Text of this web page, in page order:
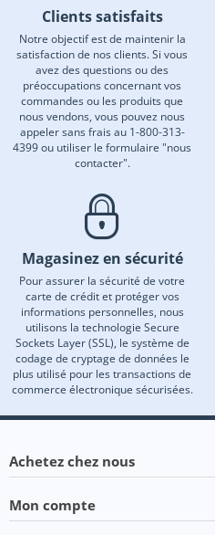
Clients satisfaits
Notre objectif est de maintenir la
satisfaction de nos clients. Si vous
avez des questions ou des
préoccupations concernant vos
commandes ou les produits que
nous vendons, vous pouvez nous
appeler sans frais au 1-800-313-
4399 ou utiliser le formulaire "nous
contacter".
Magasinez en sécurité
Pour assurer la sécurité de votre
carte de crédit et protéger vos
informations personnelles, nous
utilisons la technologie Secure
Sockets Layer (SSL), le système de
codage de cryptage de données le
plus utilisé pour les transactions de
commerce électronique sécurisées.
Achetez chez nous
Mon compte